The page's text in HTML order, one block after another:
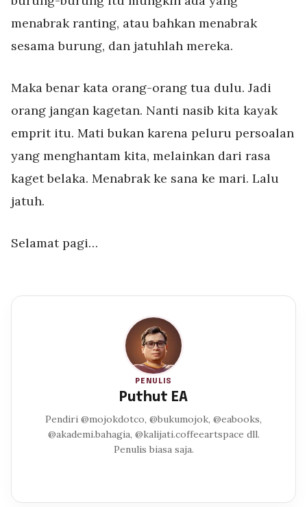
menabrak ranting, atau bahkan menabrak
sesama burung, dan jatuhlah mereka.
Maka benar kata orang-orang tua dulu. Jadi
orang jangan kagetan. Nanti nasib kita kayak
emprit itu. Mati bukan karena peluru persoalan
yang menghantam kita, melainkan dari rasa
kaget belaka. Menabrak ke sana ke mari. Lalu
jatuh.
Selamat pagi…
PENULIS
Puthut EA
Pendiri @mojokdotco, @bukumojok, @eabooks,
@akademi.bahagia, @kalijati.coffeeartspace dll.
Penulis biasa saja.